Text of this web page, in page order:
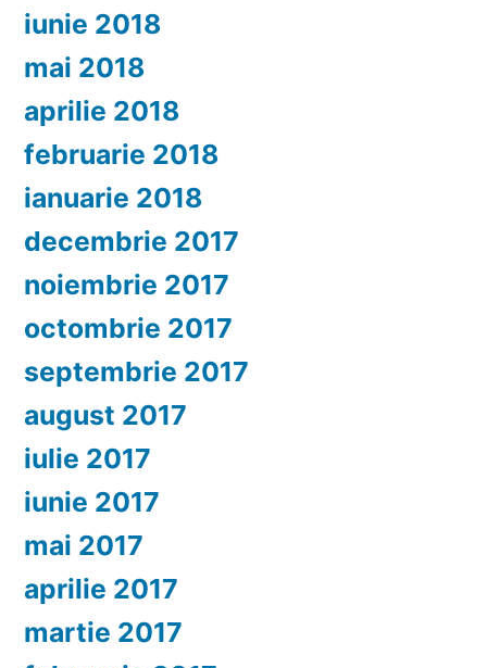
iunie 2018
mai 2018
aprilie 2018
februarie 2018
ianuarie 2018
decembrie 2017
noiembrie 2017
octombrie 2017
septembrie 2017
august 2017
iulie 2017
iunie 2017
mai 2017
aprilie 2017
martie 2017